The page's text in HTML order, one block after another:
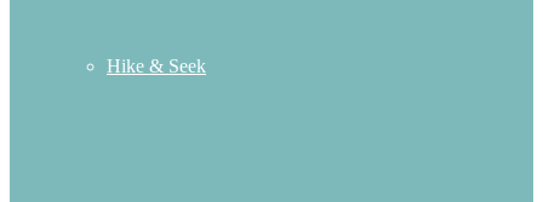
Hike & Seek